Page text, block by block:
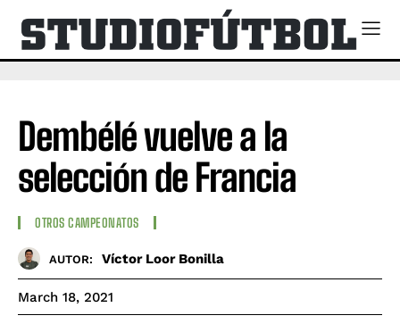
Dembélé vuelve a la
selección de Francia
OTROS CAMPEONATOS
AUTOR: Víctor Loor Bonilla
March 18, 2021